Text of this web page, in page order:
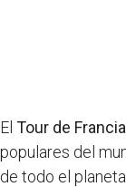
El Tour de Francia
populares del
de todo el